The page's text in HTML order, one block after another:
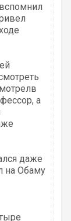
а
даже
на Обаму